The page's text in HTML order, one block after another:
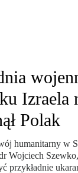
Izraela
Polak
humanitarny w
Wojciech
przykładnie